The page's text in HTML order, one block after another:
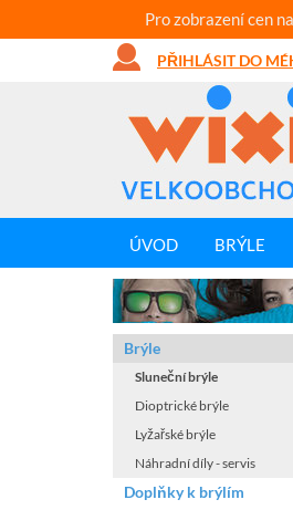
Pro zobrazení cen
PŘIHLÁSIT DO
ÚVOD BRÝLE
Brýle
Sluneční brýle
Dioptrické brýle
Lyžařské brýle
Náhradní díly - servis
Doplňky k brýlím